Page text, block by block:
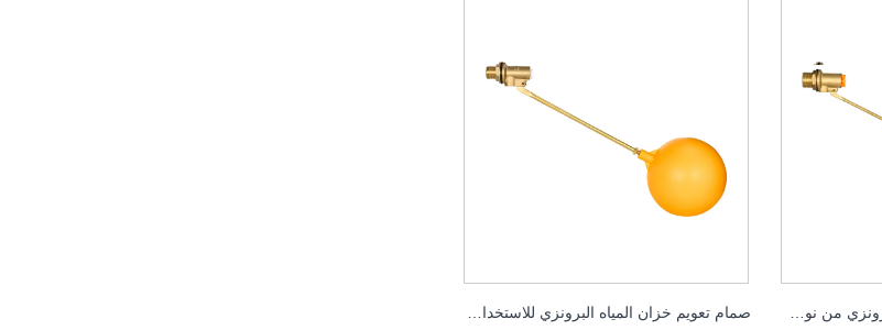
صمام تعويم خزان المياه البرونزي للاستخدام المنزلي صمام تعويم من البلاستيك البرونزي من نوع الرافعة